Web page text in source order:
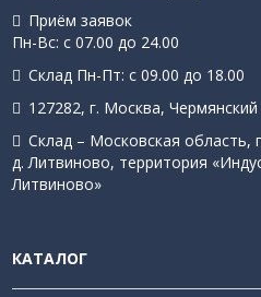
Приём заявок
Пн-Вс: с 07.00 до 24.00
Склад Пн-Пт: с 09.00 до 18.00
127282, г. Москва,
Склад – Московская область,
д. Литвиново, территория
Литвиново»
КАТАЛОГ